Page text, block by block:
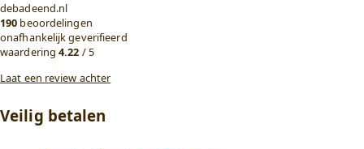
debadeend.nl
190 beoordelingen
onafhankelijk geverifieerd
waardering4.22 / 5
Laat een review achter
Veilig betalen